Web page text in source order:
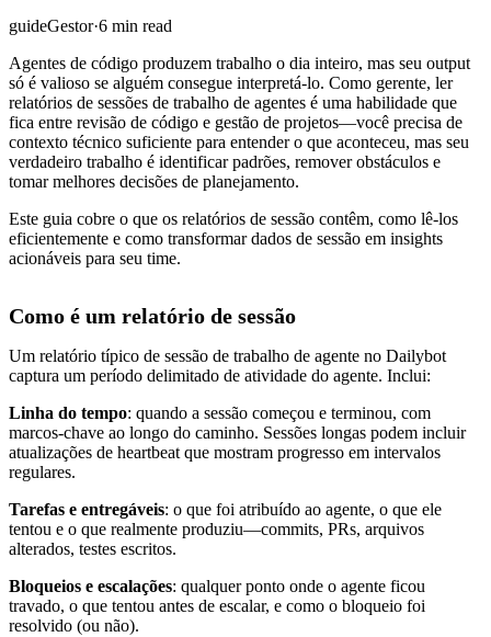
guideGestor·6 min read
Agentes de código produzem trabalho o dia inteiro, mas seu output
só é valioso se alguém consegue interpretá-lo. Como gerente, ler
relatórios de sessões de trabalho de agentes é uma habilidade que
fica entre revisão de código e gestão de projetos—você precisa de
contexto técnico suficiente para entender o que aconteceu, mas seu
verdadeiro trabalho é identificar padrões, remover obstáculos e
tomar melhores decisões de planejamento.
Este guia cobre o que os relatórios de sessão contêm, como lê-los
eficientemente e como transformar dados de sessão em insights
acionáveis para seu time.
Como é um relatório de sessão
Um relatório típico de sessão de trabalho de agente no Dailybot
captura um período delimitado de atividade do agente. Inclui:
Linha do tempo: quando a sessão começou e terminou, com
marcos-chave ao longo do caminho. Sessões longas podem incluir
atualizações de heartbeat que mostram progresso em intervalos
regulares.
Tarefas e entregáveis: o que foi atribuído ao agente, o que ele
tentou e o que realmente produziu—commits, PRs, arquivos
alterados, testes escritos.
Bloqueios e escalações: qualquer ponto onde o agente ficou
travado, o que tentou antes de escalar, e como o bloqueio foi
resolvido (ou não).